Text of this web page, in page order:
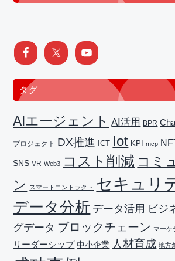
タグ
AIエージェント AI活用 BPR
プロジェクト DX推進 ICT Iot KPI mcp
SNS VR Web3 コスト削減 コミ
ン
スマートコントラクト セキュリ
データ分析 データ活用 ビジ
グデータ ブロックチェーン マーケ
リーダーシップ 中小企業 人材育成 地方